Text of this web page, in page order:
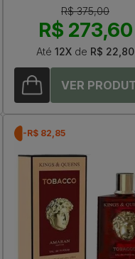
R$ 375,00
R$ 273,60
Até 12X de R$ 22,80
-R$ 82,85